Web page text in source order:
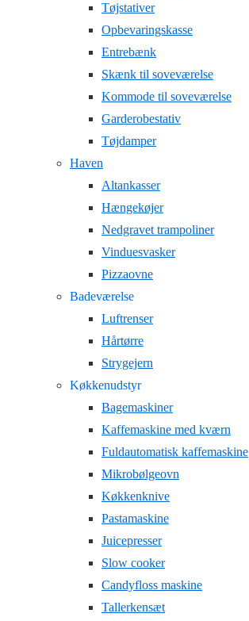
Tøjstativer
Opbevaringskasse
Entrebænk
Skænk til soveværelse
Kommode til soveværelse
Garderobestativ
Tøjdamper
Haven
Altankasser
Hængekøjer
Nedgravet trampoliner
Vinduesvasker
Pizzaovne
Badeværelse
Luftrenser
Hårtørre
Strygejern
Køkkenudstyr
Bagemaskiner
Kaffemaskine med kværn
Fuldautomatisk kaffemaskine
Mikrobølgeovn
Køkkenknive
Pastamaskine
Juicepresser
Slow cooker
Candyfloss maskine
Tallerkensæt